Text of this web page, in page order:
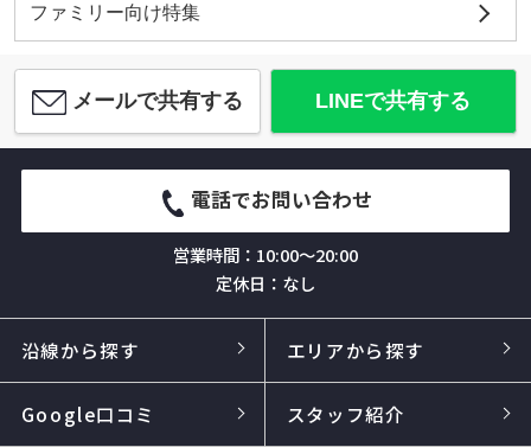
ファミリー向け特集
メールで共有する LINEで共有する
電話でお問い合わせ
営業時間：10:00～20:00
定休日：なし
沿線から探す エリアから探す
Google口コミ スタッフ紹介